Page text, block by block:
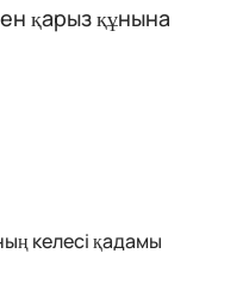
қарыз құнына
келесі қадамы